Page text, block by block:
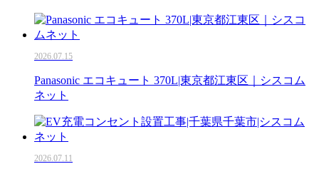
2026.07.15
Panasonic エコキュート 370L|東京都江東区｜シスコム
ネット
2026.07.11